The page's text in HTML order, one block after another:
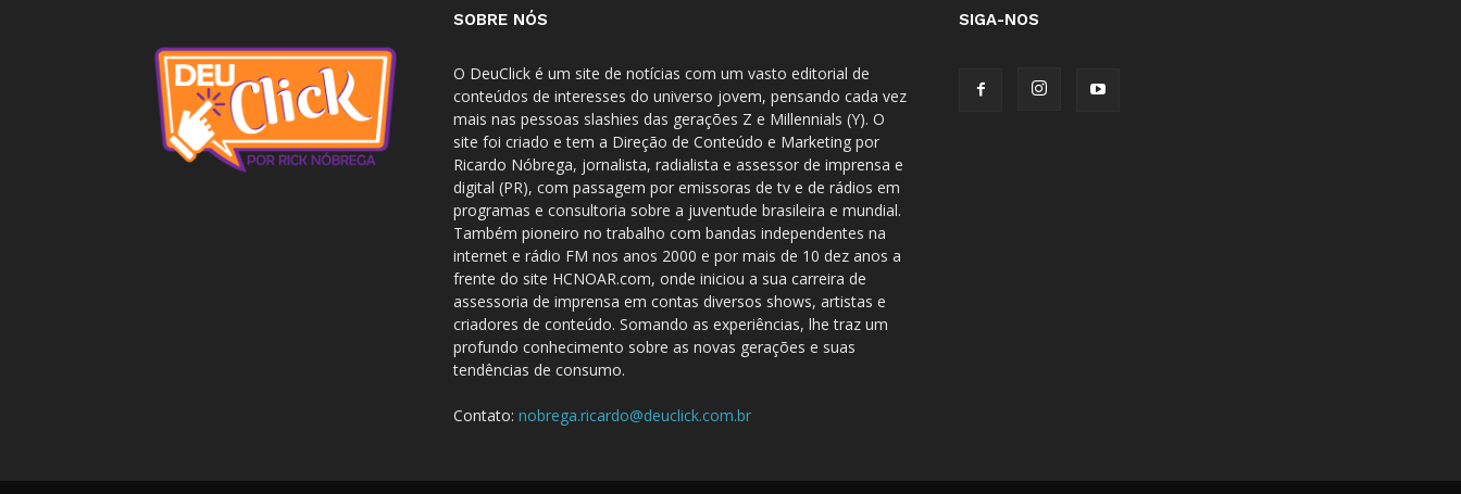
SOBRE NÓS
O DeuClick é um site de notícias com um vasto editorial de
conteúdos de interesses do universo jovem, pensando cada vez
mais nas pessoas slashies das gerações Z e Millennials (Y). O
site foi criado e tem a Direção de Conteúdo e Marketing por
Ricardo Nóbrega, jornalista, radialista e assessor de imprensa e
digital (PR), com passagem por emissoras de tv e de rádios em
programas e consultoria sobre a juventude brasileira e mundial.
Também pioneiro no trabalho com bandas independentes na
internet e rádio FM nos anos 2000 e por mais de 10 dez anos a
frente do site HCNOAR.com, onde iniciou a sua carreira de
assessoria de imprensa em contas diversos shows, artistas e
criadores de conteúdo. Somando as experiências, lhe traz um
profundo conhecimento sobre as novas gerações e suas
tendências de consumo.
Contato: nobrega.ricardo@deuclick.com.br
SIGA-NOS